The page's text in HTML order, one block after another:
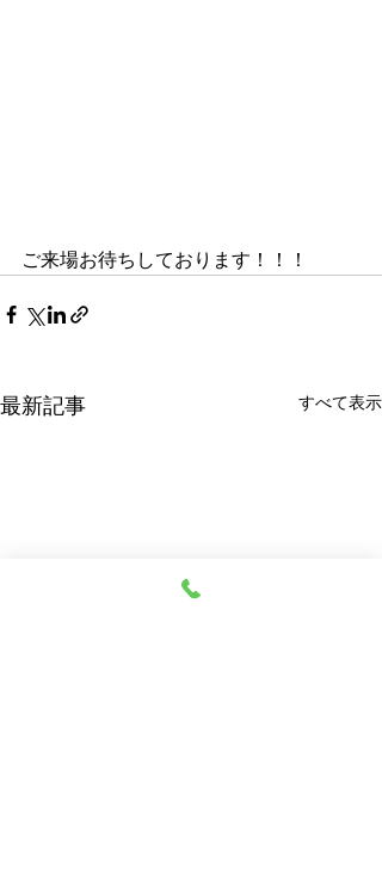
ご来場お待ちしております！！！
最新記事 すべて表示